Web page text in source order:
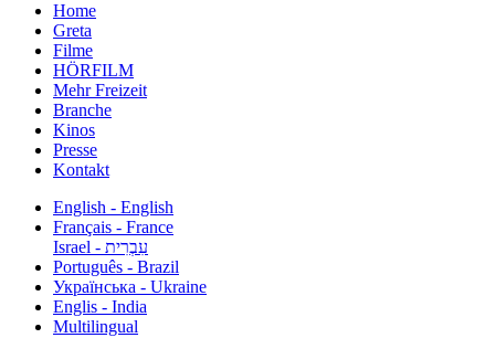
Home
Greta
Filme
HÖRFILM
Mehr Freizeit
Branche
Kinos
Presse
Kontakt
English - English
Français - France
עִבְרִית - Israel
Português - Brazil
Українська - Ukraine
Englis - India
Multilingual